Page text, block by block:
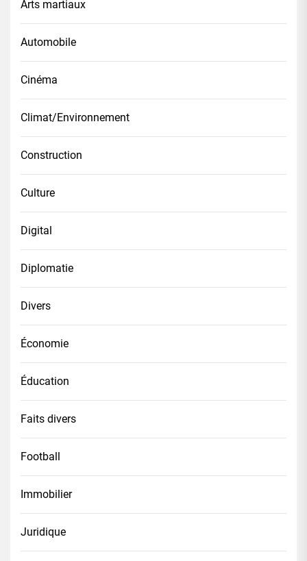
Arts martiaux
Automobile
Cinéma
Climat/Environnement
Construction
Culture
Digital
Diplomatie
Divers
Économie
Éducation
Faits divers
Football
Immobilier
Juridique